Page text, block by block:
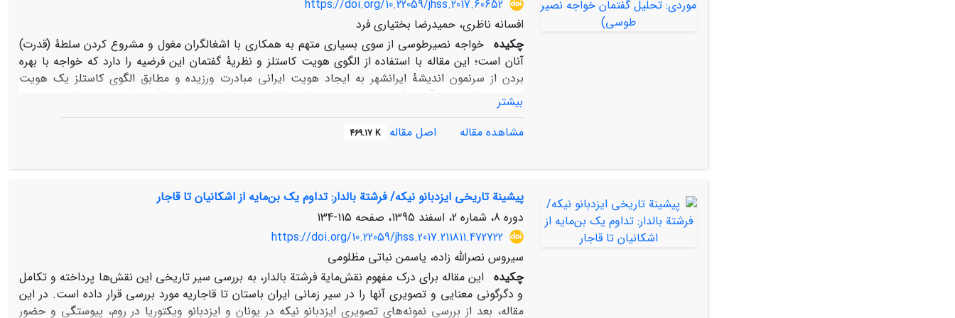
روزنامه تبدیل شد.
https://doi.org/10.22059/jhss.2017.60652
افسانه ناظری، حمیدرضا بختیاری فرد
چکیده خواجه نصیرطوسی از سوی بسیاری متهم به همکاری با اشغالگران مغول و مشروع کردن سلطۀ (قدرت)
آنان است؛ این مقاله با استفاده از الگوی هویت کاستلز و نظریۀ گفتمان این فرضیه را دارد که خواجه با بهره
بردن از سرنمون اندیشۀ ایرانشهر به ایجاد هویت ایرانی مبادرت ورزیده و مطابق الگوی کاستلز یک هویت
برنامه‌دار را به­وجود آورده که بعدها از سوی دیوانسالارانی چون رشیدالدین فضل­الله و فرزندش غیاث‌الدین محمد
نیز تعقیب گردیده است.
بیشتر
مشاهده مقاله
اصل مقاله 469.17 K
پیشینة تاریخی ایزدبانو نیکه/ فرشتة بالدار: تداوم یک بن‌مایه از اشکانیان تا قاجار
دوره 8، شماره 2، اسفند 1395، صفحه
115-134
https://doi.org/10.22059/jhss.2017.211811.472722
سیروس نصرالله زاده، یاسمن نباتی مظلومی
چکیده این مقاله برای درک مفهوم نقش‌مایة فرشتة بالدار، به بررسی سیر تاریخی این نقش‌‌ها پرداخته و تکامل
و دگرگونی معنایی و تصویری آنها را در سیر زمانی ایران باستان تا قاجاریه مورد بررسی قرار داده است. در این
مقاله، بعد از بررسی نمونه‌های تصویری ایزدبانو نیکه در یونان و ایزدبانو ویکتوریا در روم، پیوستگی و حضور